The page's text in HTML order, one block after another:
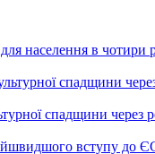
населення в чотири
спадщини через